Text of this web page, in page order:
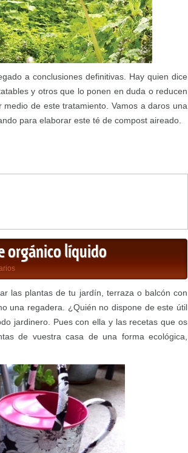
a conclusiones definitivas. Hay quien dice
y otros que lo ponen en duda o reducen
de este tratamiento. Vamos a daros una
para elaborar este té de compost aireado.
orgánico líquido
las plantas de tu jardín, terraza o balcón con
una regadera. ¿Quién no dispone de este útil
jardinero. Pues con ella y las recetas que os
de vuestra casa de una forma ecológica,